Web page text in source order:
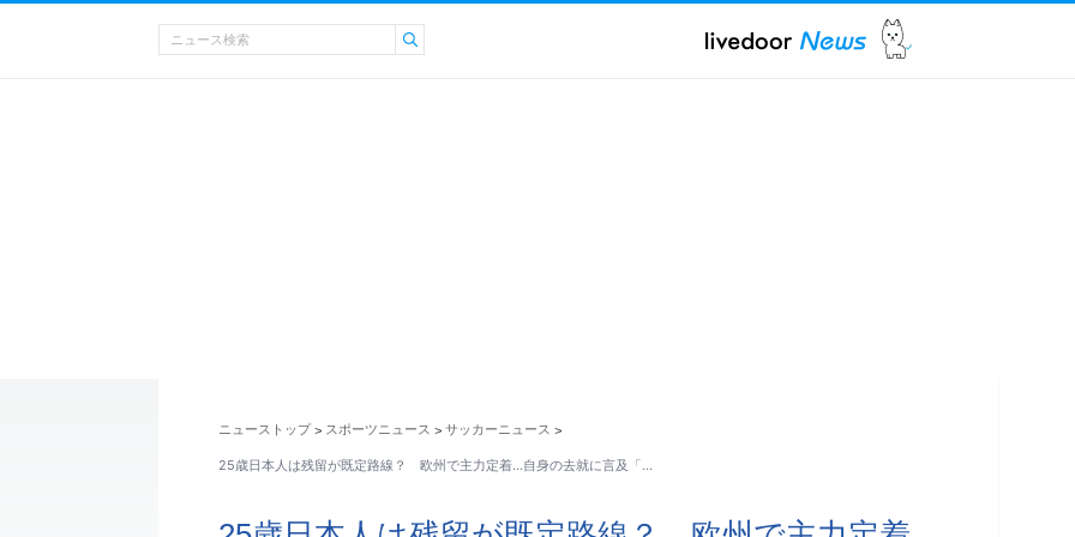
ニューストップ > スポーツニュース > サッカーニュース >
25歳日本人は残留が既定路線？ 欧州で主力定着…自身の去就に言及「…